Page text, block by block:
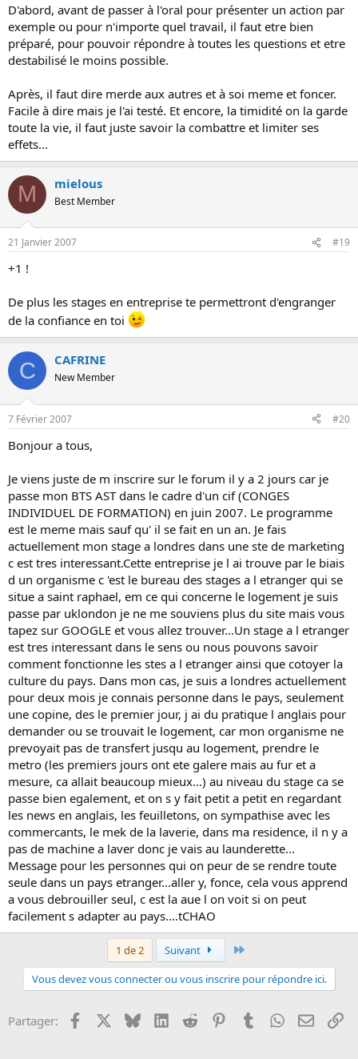
D'abord, avant de passer à l'oral pour présenter un action par
exemple ou pour n'importe quel travail, il faut etre bien
préparé, pour pouvoir répondre à toutes les questions et etre
destabilisé le moins possible.
Après, il faut dire merde aux autres et à soi meme et foncer.
Facile à dire mais je l'ai testé. Et encore, la timidité on la garde
toute la vie, il faut juste savoir la combattre et limiter ses
effets...
M mielous
Best Member
21 Janvier 2007 #19
+1 !
De plus les stages en entreprise te permettront d'engranger
de la confiance en toi
C CAFRINE
New Member
7 Février 2007 #20
Bonjour a tous,
Je viens juste de m inscrire sur le forum il y a 2 jours car je
passe mon BTS AST dans le cadre d'un cif (CONGES
INDIVIDUEL DE FORMATION) en juin 2007. Le programme
est le meme mais sauf qu' il se fait en un an. Je fais
actuellement mon stage a londres dans une ste de marketing
c est tres interessant.Cette entreprise je l ai trouve par le biais
d un organisme c 'est le bureau des stages a l etranger qui se
situe a saint raphael, em ce qui concerne le logement je suis
passe par uklondon je ne me souviens plus du site mais vous
tapez sur GOOGLE et vous allez trouver...Un stage a l etranger
est tres interessant dans le sens ou nous pouvons savoir
comment fonctionne les stes a l etranger ainsi que cotoyer la
culture du pays. Dans mon cas, je suis a londres actuellement
pour deux mois je connais personne dans le pays, seulement
une copine, des le premier jour, j ai du pratique l anglais pour
demander ou se trouvait le logement, car mon organisme ne
prevoyait pas de transfert jusqu au logement, prendre le
metro (les premiers jours ont ete galere mais au fur et a
mesure, ca allait beaucoup mieux...) au niveau du stage ca se
passe bien egalement, et on s y fait petit a petit en regardant
les news en anglais, les feuilletons, on sympathise avec les
commercants, le mek de la laverie, dans ma residence, il n y a
pas de machine a laver donc je vais au launderette...
Message pour les personnes qui on peur de se rendre toute
seule dans un pays etranger...aller y, fonce, cela vous apprend
a vous debrouiller seul, c est la aue l on voit si on peut
facilement s adapter au pays....tCHAO
1 de 2 Suivant
Vous devez vous connecter ou vous inscrire pour répondre ici.
Partager: Facebook BlueskyLinkedInReddit PinterestTumblrWhatsApp
Email